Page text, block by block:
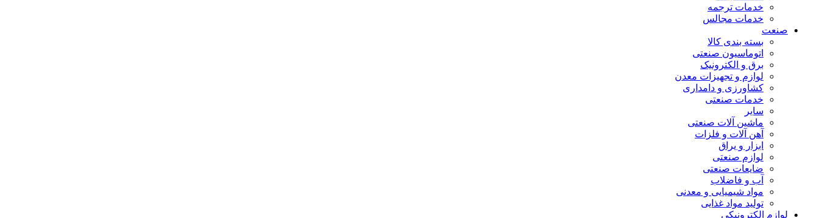
خدمات ترجمه
خدمات مجالس
صنعت
بسته بندی کالا
اتوماسیون صنعتی
برق و الکترونیک
لوازم و تجهیزات معدن
کشاورزی و دامداری
خدمات صنعتی
سایر
ماشین آلات صنعتی
آهن آلات و فلزات
ابزار و یراق
لوازم صنعتی
ضایعات صنعتی
آب و فاضلاب
مواد شیمیایی و معدنی
تولید مواد غذایی
لوازم الکترونیکی